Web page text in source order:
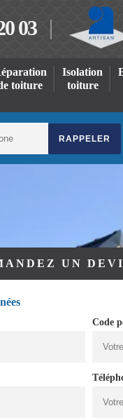
03
toiture
Isolation
toiture
UN
Code